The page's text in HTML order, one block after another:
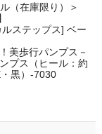
（在庫限り）＞
ルステップス] ベー
美歩行パンプス－
プス（ヒール：約
黒）-7030